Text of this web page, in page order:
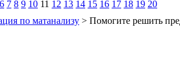
6 7 8 9 10 11 12 13 14 15 16 17 18 19 20
по матанализу > Помогите решить